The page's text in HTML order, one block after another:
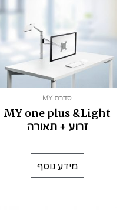
סדרת MY
MY one plus &Light
זרוע + תאורה
מידע נוסף